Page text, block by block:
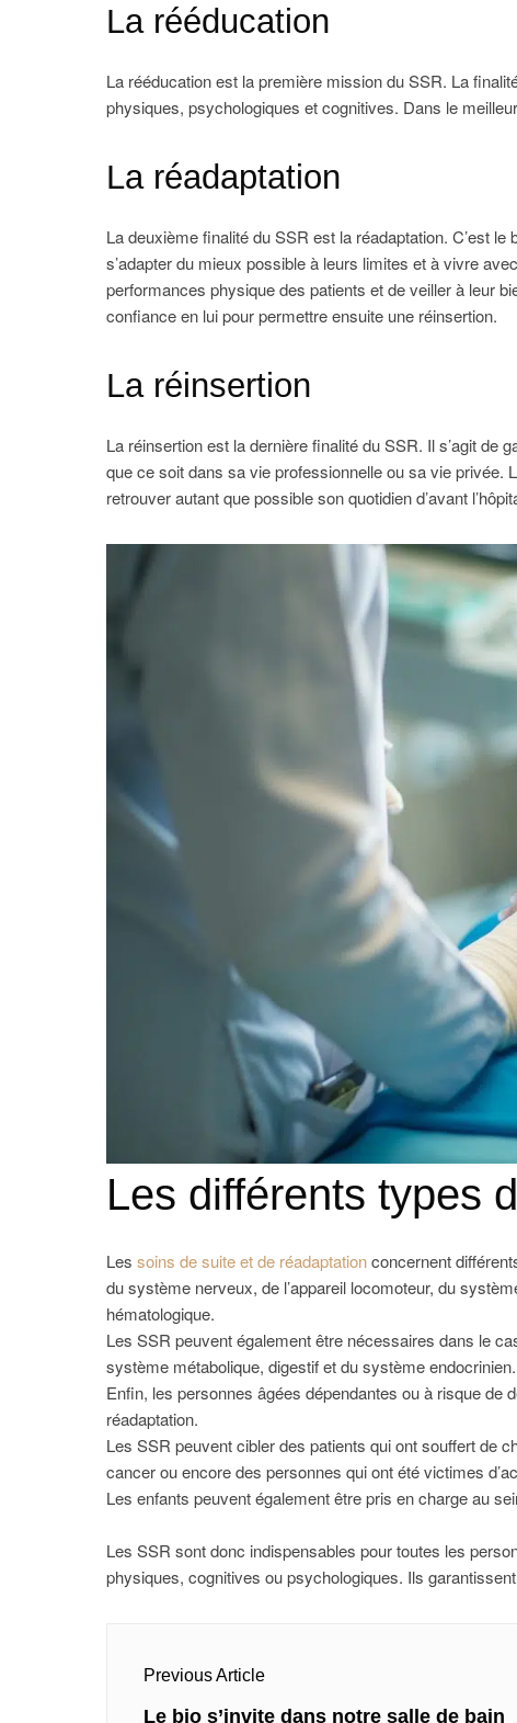
La rééducation
La rééducation est la première mission du SSR. La
physiques, psychologiques et cognitives. Dans le
La réadaptation
La deuxième finalité du SSR est la réadaptation. C’est le
s’adapter du mieux possible à leurs limites et à vivre
performances physique des patients et de veiller à leur
confiance en lui pour permettre ensuite une réinsertion.
La réinsertion
La réinsertion est la dernière finalité du SSR. Il s’agit de
que ce soit dans sa vie professionnelle ou sa vie privée.
retrouver autant que possible son quotidien d’avant
Les différents types
Lessoins de suite et de réadaptationconcernent
du système nerveux, de l’appareil locomoteur, du
hématologique.
Les SSR peuvent également être nécessaires dans le
système métabolique, digestif et du système endocrinien.
Enfin, les personnes âgées dépendantes ou à risque
réadaptation.
Les SSR peuvent cibler des patients qui ont souffert de
cancer ou encore des personnes qui ont été victimes
Les enfants peuvent également être pris en charge au
Les SSR sont donc indispensables pour toutes les
physiques, cognitives ou psychologiques. Ils
Previous Article
Previous
Le bio s’invite dans notre salle de bain